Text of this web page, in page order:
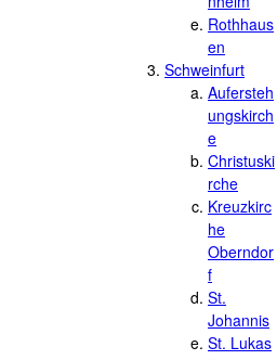
Rothhaus
en
Schweinfurt
Aufersteh
ungskirch
e
Christuski
rche
Kreuzkirc
he
Oberndor
f
St.
Johannis
St. Lukas